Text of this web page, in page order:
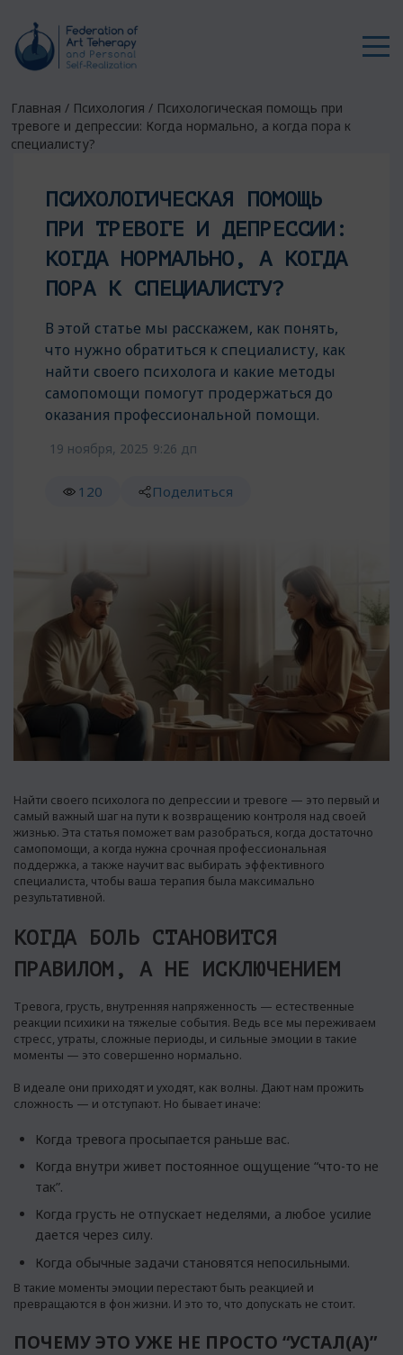
Главная / Психология / Психологическая помощь при
тревоге и депрессии: Когда нормально, а когда пора к
специалисту?
ПСИХОЛОГИЧЕСКАЯ ПОМОЩЬ
ПРИ ТРЕВОГЕ И ДЕПРЕССИИ:
КОГДА НОРМАЛЬНО, А КОГДА
ПОРА К СПЕЦИАЛИСТУ?
В этой статье мы расскажем, как понять,
что нужно обратиться к специалисту, как
найти своего психолога и какие методы
самопомощи помогут продержаться до
оказания профессиональной помощи.
19 ноября, 2025 9:26 дп
120 Поделиться
Найти своего психолога по депрессии и тревоге — это первый и
самый важный шаг на пути к возвращению контроля над своей
жизнью. Эта статья поможет вам разобраться, когда достаточно
самопомощи, а когда нужна срочная профессиональная
поддержка, а также научит вас выбирать эффективного
специалиста, чтобы ваша терапия была максимально
результативной.
КОГДА БОЛЬ СТАНОВИТСЯ
ПРАВИЛОМ, А НЕ ИСКЛЮЧЕНИЕМ
Тревога, грусть, внутренняя напряженность — естественные
реакции психики на тяжелые события. Ведь все мы переживаем
стресс, утраты, сложные периоды, и сильные эмоции в такие
моменты — это совершенно нормально.
В идеале они приходят и уходят, как волны. Дают нам прожить
сложность — и отступают. Но бывает иначе:
Когда тревога просыпается раньше вас.
Когда внутри живет постоянное ощущение “что-то не
так”.
Когда грусть не отпускает неделями, а любое усилие
дается через силу.
Когда обычные задачи становятся непосильными.
В такие моменты эмоции перестают быть реакцией и
превращаются в фон жизни. И это то, что допускать не стоит.
ПОЧЕМУ ЭТО УЖЕ НЕ ПРОСТО “УСТАЛ(А)”